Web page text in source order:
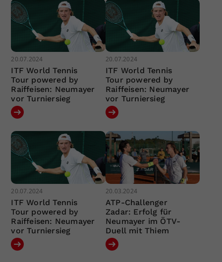
20.07.2024
ITF World Tennis
Tour powered by
Raiffeisen: Neumayer
vor Turniersieg
20.07.2024
ITF World Tennis
Tour powered by
Raiffeisen: Neumayer
vor Turniersieg
20.07.2024
ITF World Tennis
Tour powered by
Raiffeisen: Neumayer
vor Turniersieg
20.03.2024
ATP-Challenger
Zadar: Erfolg für
Neumayer im ÖTV-
Duell mit Thiem